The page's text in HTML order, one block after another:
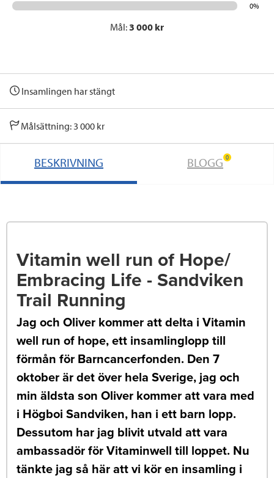
0%
Mål:3 000 kr
Insamlingen har stängt
Målsättning: 3 000 kr
BESKRIVNING BLOGG 0
Vitamin well run of Hope/
Embracing Life - Sandviken
Trail Running
Jag och Oliver kommer att delta i Vitamin
well run of hope, ett insamlinglopp till
förmån för Barncancerfonden. Den 7
oktober är det över hela Sverige, jag och
min äldsta son Oliver kommer att vara med
i Högboi Sandviken, han i ett barn lopp.
Dessutom har jag blivit utvald att vara
ambassadör för Vitaminwell till loppet. Nu
tänkte jag så här att vi kör en insamling i